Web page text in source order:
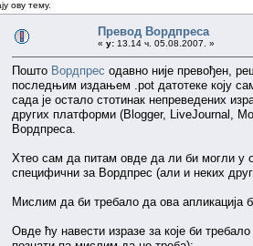
ову тему.
Превод Вордпреса
« у: 13.14 ч. 05.08.2007. »
Пошто Вордпрес одавно није превођен,
последњим издањем .pot датотеке коју
сада је остало стотинак непреведених
других платформи (Blogger, LiveJournal,
Вордпреса.
Хтео сам да питам овде да ли би могли у
специфични за Вордпрес (али и неких
Мислим да би требало да ова апликација
Овде ћу навести изразе за које би